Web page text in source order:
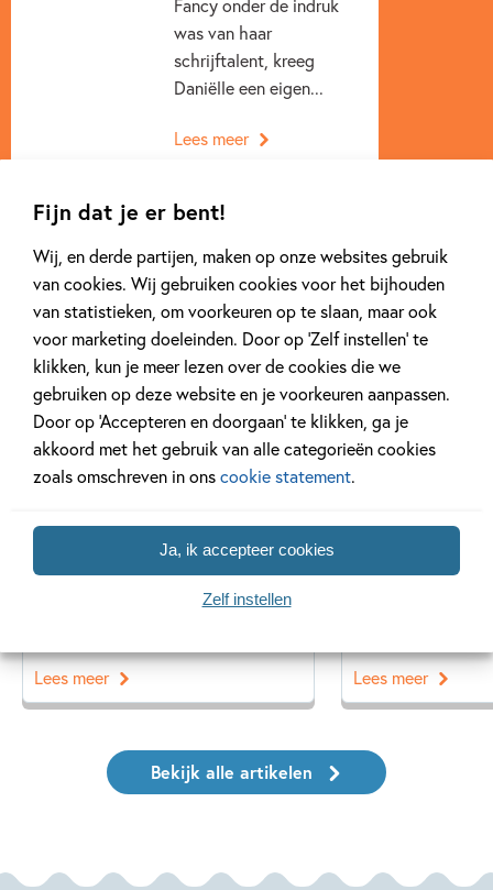
Fijn dat je er bent!
Wij, en derde partijen, maken op onze websites gebruik
van cookies. Wij gebruiken cookies voor het bijhouden
van statistieken, om voorkeuren op te slaan, maar ook
voor marketing doeleinden. Door op ‘Zelf instellen’ te
klikken, kun je meer lezen over de cookies die we
gebruiken op deze website en je voorkeuren aanpassen.
Door op ‘Accepteren en doorgaan’ te klikken, ga je
akkoord met het gebruik van alle categorieën cookies
zoals omschreven in onscookie statement.
Ja, ik accepteer cookies
Zelf instellen
Fancy onder de indruk
was van haar
schrijftalent, kreeg
Daniëlle een eigen...
Lees meer
Gerelateerde artikelen
Ons Kinderpanel leest: ‘De
blauwevinvistemster’
Kinderpanel
Lees meer
Interview
Interview
Lees meer
Bekijk alle artikelen